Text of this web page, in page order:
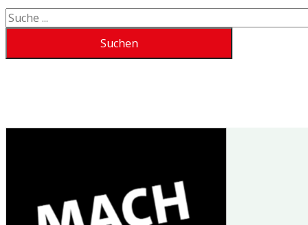
Suchen
Suchen